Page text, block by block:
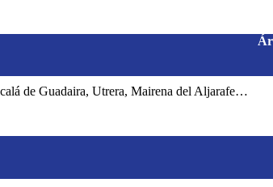
de Guadaira, Utrera, Mairena del Aljarafe…